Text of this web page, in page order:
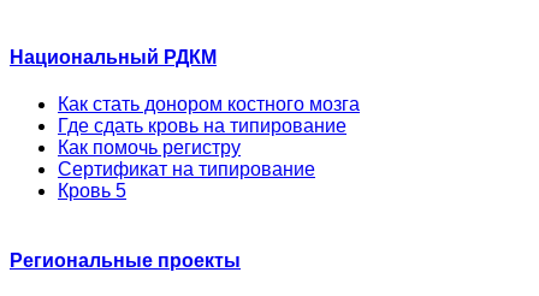
Национальный РДКМ
Как стать донором костного мозга
Где сдать кровь на типирование
Как помочь регистру
Сертификат на типирование
Кровь 5
Региональные проекты